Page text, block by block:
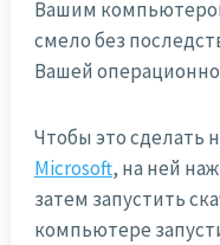
Вашим
смело без
Вашей
Чтобы это сделать
Microsoft, на ней
затем запустить
компьютере